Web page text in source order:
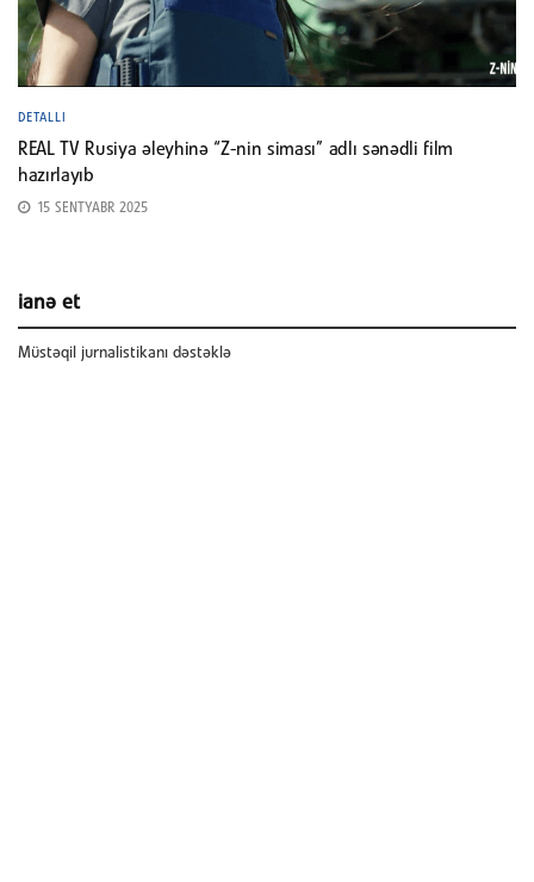
DETALLI
REAL TV Rusiya əleyhinə “Z-nin siması” adlı sənədli film
hazırlayıb
15 SENTYABR 2025
ianə et
Müstəqil jurnalistikanı dəstəklə